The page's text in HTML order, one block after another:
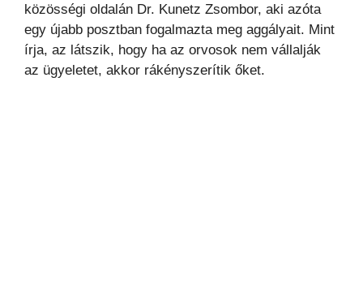
közösségi oldalán Dr. Kunetz Zsombor, aki azóta
egy újabb posztban fogalmazta meg aggályait. Mint
írja, az látszik, hogy ha az orvosok nem vállalják
az ügyeletet, akkor rákényszerítik őket.